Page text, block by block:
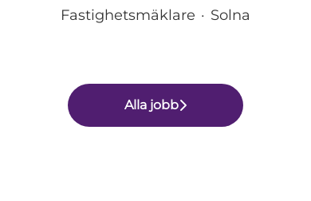
Fastighetsmäklare · Solna
Alla jobb